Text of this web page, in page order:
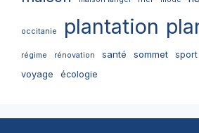
occitanie plantation
régime rénovation santé sommet sport
voyage écologie